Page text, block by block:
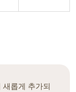
새롭게 추가되